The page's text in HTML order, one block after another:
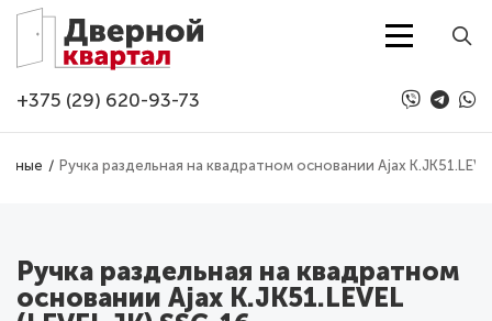
Перейти к основному содержанию
+375 (29) 620-93-73
Ручка раздельная на квадратном основании Ajax
Ручка раздельная на квадратном
основании Ajax K.JK51.LEVEL